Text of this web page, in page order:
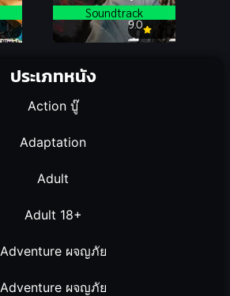
ประเภทหนัง
Action บู๊
Adaptation
Adult
Adult 18+
Adventure ผจญภัย
Adventure ผจญภัย
9.0
Soundtrack